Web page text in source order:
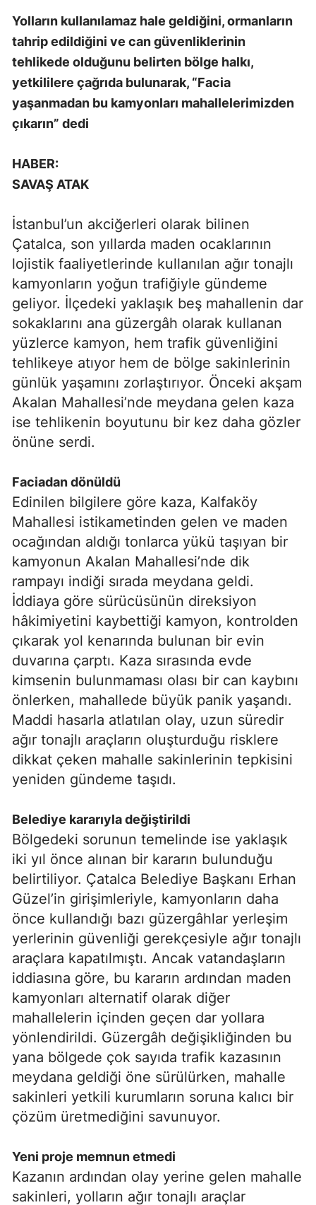
Yolların kullanılamaz hale geldiğini, ormanların
tahrip edildiğini ve can güvenliklerinin
tehlikede olduğunu belirten bölge halkı,
yetkililere çağrıda bulunarak, “Facia
yaşanmadan bu kamyonları mahallelerimizden
çıkarın” dedi
HABER:
SAVAŞ ATAK
İstanbul’un akciğerleri olarak bilinen
Çatalca, son yıllarda maden ocaklarının
lojistik faaliyetlerinde kullanılan ağır tonajlı
kamyonların yoğun trafiğiyle gündeme
geliyor. İlçedeki yaklaşık beş mahallenin dar
sokaklarını ana güzergâh olarak kullanan
yüzlerce kamyon, hem trafik güvenliğini
tehlikeye atıyor hem de bölge sakinlerinin
günlük yaşamını zorlaştırıyor. Önceki akşam
Akalan Mahallesi’nde meydana gelen kaza
ise tehlikenin boyutunu bir kez daha gözler
önüne serdi.
Faciadan dönüldü
Edinilen bilgilere göre kaza, Kalfaköy
Mahallesi istikametinden gelen ve maden
ocağından aldığı tonlarca yükü taşıyan bir
kamyonun Akalan Mahallesi’nde dik
rampayı indiği sırada meydana geldi.
İddiaya göre sürücüsünün direksiyon
hâkimiyetini kaybettiği kamyon, kontrolden
çıkarak yol kenarında bulunan bir evin
duvarına çarptı. Kaza sırasında evde
kimsenin bulunmaması olası bir can kaybını
önlerken, mahallede büyük panik yaşandı.
Maddi hasarla atlatılan olay, uzun süredir
ağır tonajlı araçların oluşturduğu risklere
dikkat çeken mahalle sakinlerinin tepkisini
yeniden gündeme taşıdı.
Belediye kararıyla değiştirildi
Bölgedeki sorunun temelinde ise yaklaşık
iki yıl önce alınan bir kararın bulunduğu
belirtiliyor. Çatalca Belediye Başkanı Erhan
Güzel’in girişimleriyle, kamyonların daha
önce kullandığı bazı güzergâhlar yerleşim
yerlerinin güvenliği gerekçesiyle ağır tonajlı
araçlara kapatılmıştı. Ancak vatandaşların
iddiasına göre, bu kararın ardından maden
kamyonları alternatif olarak diğer
mahallelerin içinden geçen dar yollara
yönlendirildi. Güzergâh değişikliğinden bu
yana bölgede çok sayıda trafik kazasının
meydana geldiği öne sürülürken, mahalle
sakinleri yetkili kurumların soruna kalıcı bir
çözüm üretmediğini savunuyor.
Yeni proje memnun etmedi
Kazanın ardından olay yerine gelen mahalle
sakinleri, yolların ağır tonajlı araçlar